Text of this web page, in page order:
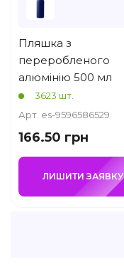
Пляшка з
переробленого
алюмінію 500 мл
3623 шт.
Арт. es-9596586529
166.50 грн
ЛИШИТИ ЗАЯВКУ